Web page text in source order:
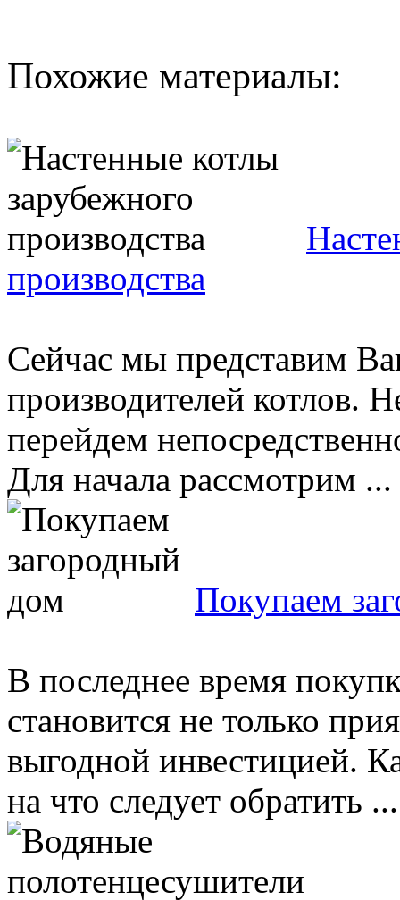
Похожие материалы:
производства
Сейчас мы представим
производителей котлов.
перейдем
Для начала рассмотрим ...
Покупаем
В последнее время
становится не только
выгодной инвестицией.
на что следует обратить ...